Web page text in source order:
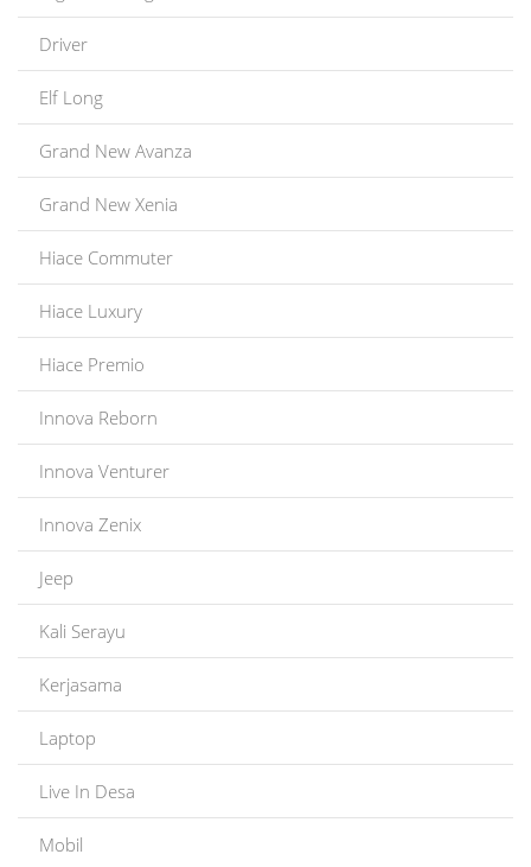
Driver
Elf Long
Grand New Avanza
Grand New Xenia
Hiace Commuter
Hiace Luxury
Hiace Premio
Innova Reborn
Innova Venturer
Innova Zenix
Jeep
Kali Serayu
Kerjasama
Laptop
Live In Desa
Mobil